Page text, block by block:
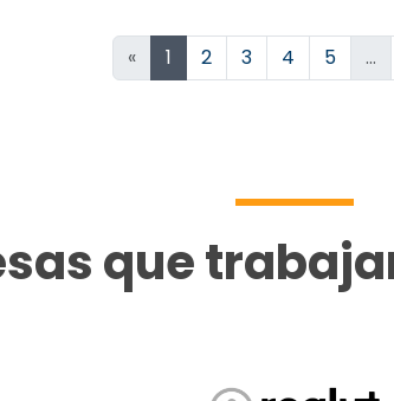
« 1 2 3 4 5 …
que